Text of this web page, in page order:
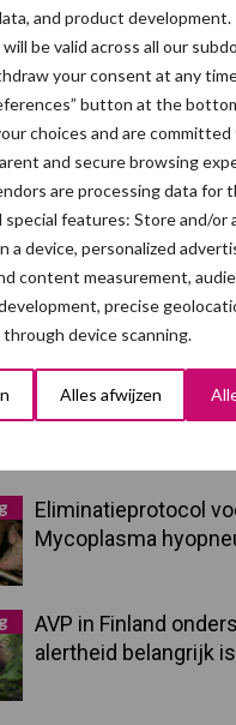
and product
be valid across all our
your consent at any
button at the
choices and are
and secure browsing
are processing data for
special features: Store and/or
a device, personalized
content measurement,
precise
device scanning.
Alles afwijzen
nieuws
Britse
afzetcrisis in het
Grondstoffenmarkt
droogte en
handel in de greep
“Vraag naar
hygieneoplossingen
Eliminatieprotocol
Mycoplasma
AVP in Finland
alertheid belangrijk